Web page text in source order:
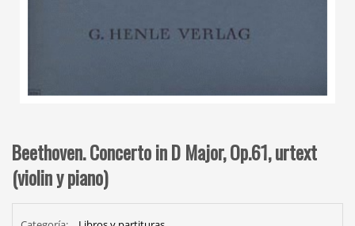
Beethoven. Concerto in D Major, Op.61, urtext
(violin y piano)